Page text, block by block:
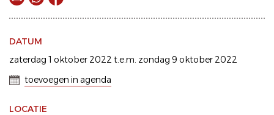
DATUM
zaterdag 1 oktober 2022 t.e.m. zondag 9 oktober 2022
toevoegen in agenda
LOCATIE